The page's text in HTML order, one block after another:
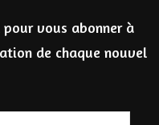
vous abonner à
de chaque nouvel